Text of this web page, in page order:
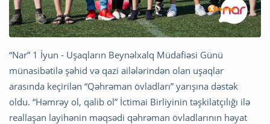
“Nar” 1 İyun - Uşaqların Beynəlxalq Müdafiəsi Günü
münasibətilə şəhid və qazi ailələrindən olan uşaqlar
arasında keçirilən “Qəhrəman övladları” yarışına dəstək
oldu. “Həmrəy ol, qalib ol” İctimai Birliyinin təşkilatçılığı ilə
reallaşan layihənin məqsədi qəhrəman övladlarının həyat